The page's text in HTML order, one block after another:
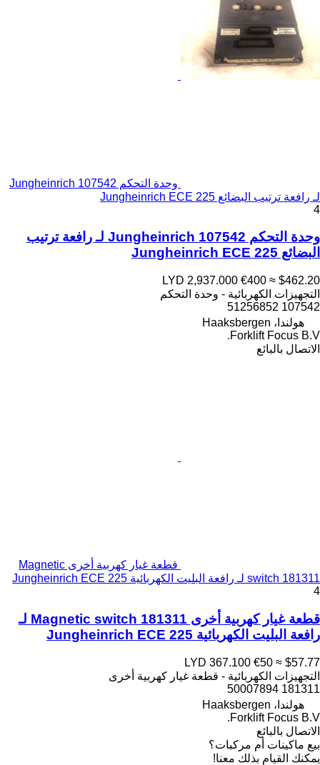
وحدة التحكم Jungheinrich 107542
لـ رافعة ترتيب البضائع Jungheinrich ECE 225
4
وحدة التحكم Jungheinrich 107542 لـ رافعة ترتيب
البضائع Jungheinrich ECE 225
LYD 2,937.000 €400 ≈ $462.20
التجهيزات الكهربائية - وحدة التحكم
107542 51256852
هولندا، Haaksbergen
Forklift Focus B.V.
الاتصال بالبائع
قطعة غيار كهربية أخرى Magnetic
switch 181311 لـ رافعة البليت الكهربائية Jungheinrich ECE 225
4
قطعة غيار كهربية أخرى Magnetic switch 181311 لـ
رافعة البليت الكهربائية Jungheinrich ECE 225
LYD 367.100 €50 ≈ $57.77
التجهيزات الكهربائية - قطعة غيار كهربية أخرى
181311 50007894
هولندا، Haaksbergen
Forklift Focus B.V.
الاتصال بالبائع
بيع ماكينات أم مركبات؟
يمكنك القيام بذلك معنا!